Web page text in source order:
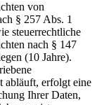
von
§ 257 Abs. 1
steuerrechtliche
nach § 147
(10 Jahre).
abläuft, erfolgt eine
Ihrer Daten,